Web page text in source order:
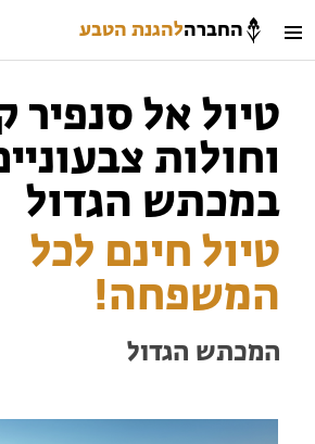
החברהלהגנת הטבע
חיפוש כניסת חברים
הזמינו טיול מודרך
טיולים למבוגרים: ארץ אהבתי
טיול אל סנפיר
וחולות
במכתש הגדול
טיול חינם לכל
המשפחה!
המכתש הגדול